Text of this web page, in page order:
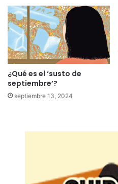
¿Qué es el ‘susto de
septiembre’?
septiembre 13, 2024